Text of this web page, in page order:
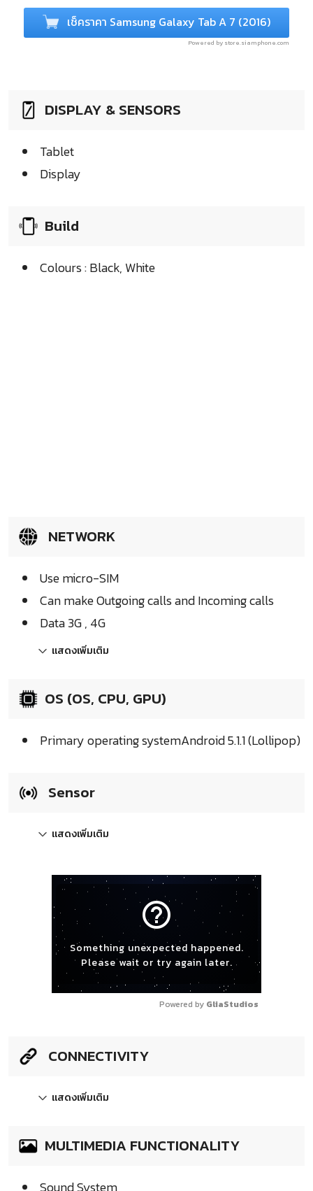
เช็คราคา Samsung Galaxy Tab A 7 (2016)
Powered by store.siamphone.com
DISPLAY & SENSORS
Tablet
Display
Build
Colours : Black, White
NETWORK
Use micro-SIM
Can make Outgoing calls and Incoming calls
Data 3G , 4G
แสดงเพิ่มเติม
OS (OS, CPU, GPU)
Primary operating systemAndroid 5.1.1 (Lollipop)
Sensor
แสดงเพิ่มเติม
help_outline
Something unexpected happened.
Please wait or try again later.
Powered by GliaStudios
CONNECTIVITY
แสดงเพิ่มเติม
MULTIMEDIA FUNCTIONALITY
Sound System